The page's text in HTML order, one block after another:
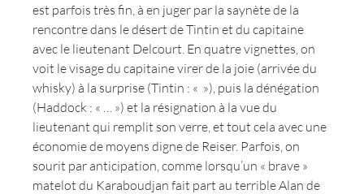
est parfois très fin, à en juger par la saynète de la
rencontre dans le désert de Tintin et du capitaine
avec le lieutenant Delcourt. En quatre vignettes, on
voit le visage du capitaine virer de la joie (arrivée du
whisky) à la surprise (Tintin : « »), puis la dénégation
(Haddock : « … ») et la résignation à la vue du
lieutenant qui remplit son verre, et tout cela avec une
économie de moyens digne de Reiser. Parfois, on
sourit par anticipation, comme lorsqu’un « brave »
matelot du Karaboudjan fait part au terrible Alan de